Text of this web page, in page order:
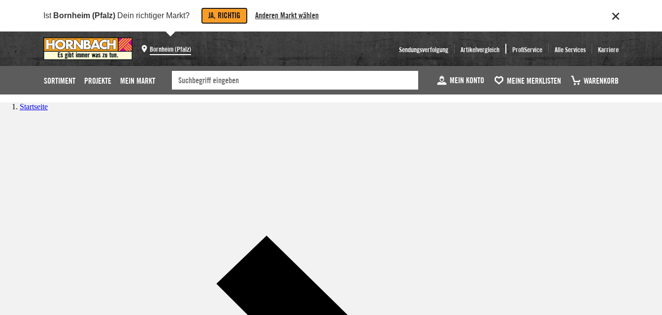
Ist Bornheim (Pfalz) Dein richtiger Markt? JA, RICHTIG Anderen Markt wählen
Bornheim (Pfalz) Sendungsverfolgung Artikelvergleich ProfiService Alle Services Karriere
SORTIMENT PROJEKTE MEIN MARKT MEIN KONTO MEINE MERKLISTEN WARENKORB
Startseite